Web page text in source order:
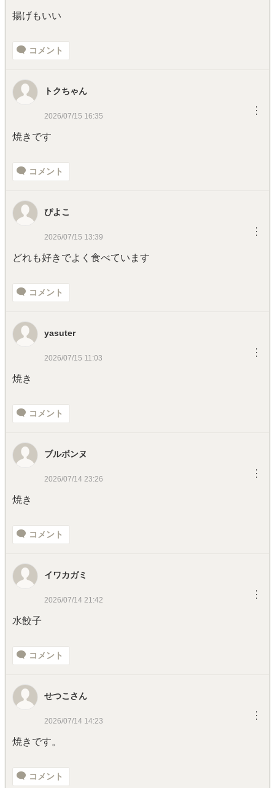
揚げもいい
コメント
トクちゃん
2026/07/15 16:35 ︙
焼きです
コメント
ぴよこ
2026/07/15 13:39 ︙
どれも好きでよく食べています
コメント
yasuter
2026/07/15 11:03 ︙
焼き
コメント
ブルボンヌ
2026/07/14 23:26 ︙
焼き
コメント
イワカガミ
2026/07/14 21:42 ︙
水餃子
コメント
せつこさん
2026/07/14 14:23 ︙
焼きです。
コメント